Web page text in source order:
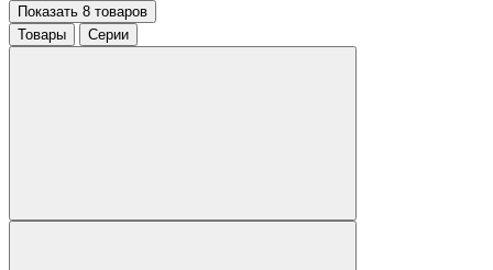
Показать 8 товаров
Товары
Серии